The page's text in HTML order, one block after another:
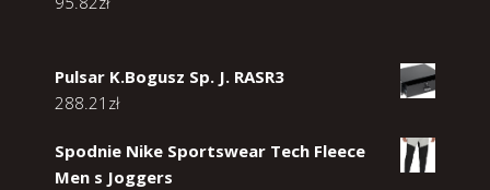
Pulsar K.Bogusz Sp. J. RASR3
288.21 zł
Spodnie Nike Sportswear Tech Fleece
Men s Joggers